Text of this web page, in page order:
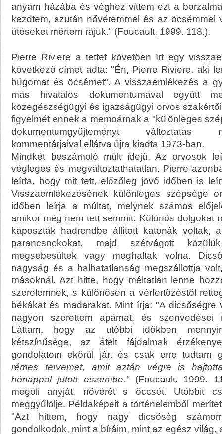
anyám házába és véghez vittem ezt a
kezdtem, azután nővéremmel és az öcsémmel
ütéseket mértem rájuk." (Foucault, 1999. 118.).
Pierre Riviere a tettet követően írt egy
következő címet adta: "Én, Pierre Riviere, aki
húgomat és öcsémet". A visszaemlékezés a
más hivatalos dokumentumával együtt
közegészségügyi és igazságügyi orvos
figyelmét ennek a memoárnak a "különleges
dokumentumgyűjteményt változtatás
kommentárjaival ellátva újra kiadta 1973-ban.
Mindkét beszámoló múlt idejű. Az orvosok
végleges és megváltoztathatatlan. Pierre
leírta, hogy mit tett, előzőleg jövő időben is
Visszaemlékezésének különleges szépsége
időben leírja a múltat, melynek számos
amikor még nem tett semmit. Különös dolgokat
káposzták hadrendbe állított katonák voltak,
parancsnokokat, majd szétvágott
megsebesültek vagy meghaltak volna.
nagyság és a halhatatlanság megszállottja
másoknál. Azt hitte, hogy méltatlan lenne
szerelemnek, s különösen a vérfertőzéstől
békákat és madarakat. Mint írja: "A dicsőségre
nagyon szerettem apámat, és szenvedései
Láttam, hogy az utóbbi időkben
kétszínűsége, az átélt fájdalmak
gondolatom ekörül járt és csak erre tudtam
rémes tervemet, amit aztán végre is
hónappal jutott eszembe."(Foucault, 1999.
megöli anyját, nővérét s öccsét. Utóbbit
meggyűlölje. Példaképeit a történelemből
"Azt hittem, hogy nagy dicsőség
gondolkodok, mint a bíráim, mint az egész világ,